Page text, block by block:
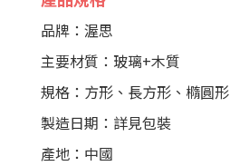
品牌：渥思
主要材質：玻璃+木質
規格：方形、長方形、橢圓形
製造日期：詳見包裝
產地：中國